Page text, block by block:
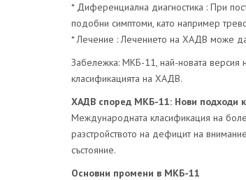
* Диференциална диагностика : При
подобни симптоми, като например
* Лечение : Лечението на ХАДВ може
Забележка: МКБ-11, най-новата версия
класификацията на ХАДВ.
ХАДВ според МКБ-11: Нови подходи
Международната класификация на
разстройството на дефицит на
състояние.
Основни промени в МКБ-11